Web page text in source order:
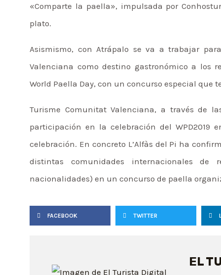
«Comparte la paella», impulsada por
plato.
Asismismo, con Atrápalo se va a trabajar
Valenciana como destino gastronómico a los
World Paella Day, con un concurso especial que
Turisme Comunitat Valenciana, a través de
participación en la celebración del
celebración. En concreto L’Alfàs del Pi ha
distintas comunidades internacionales
nacionalidades) en un concurso de paella
FACEBOOK TWITTER
EL